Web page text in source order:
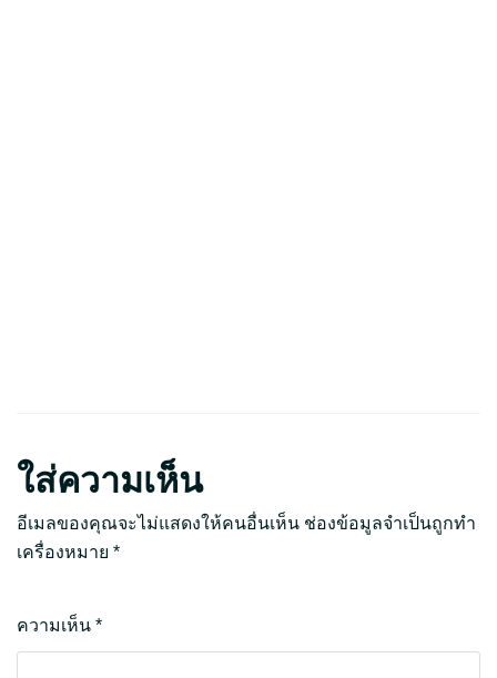
ใส่ความเห็น
อีเมลของคุณจะไม่แสดงให้คนอื่นเห็น ช่องข้อมูลจำเป็นถูกทำ
เครื่องหมาย *
ความเห็น *